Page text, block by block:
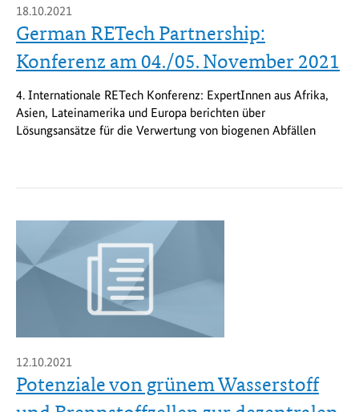
18.10.2021
German RETech Partnership:
Konferenz am 04./05. November 2021
4. Internationale RETech Konferenz: ExpertInnen aus Afrika,
Asien, Lateinamerika und Europa berichten über
Lösungsansätze für die Verwertung von biogenen Abfällen
12.10.2021
Potenziale von grünem Wasserstoff